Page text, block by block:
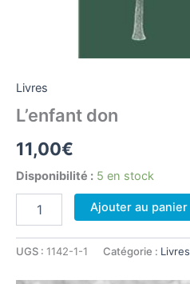
Livres
L’enfant don
11,00€
Disponibilité : 5 en stock
don
Ajouter au panier
UGS : 1142-1-1 Catégorie : Livres